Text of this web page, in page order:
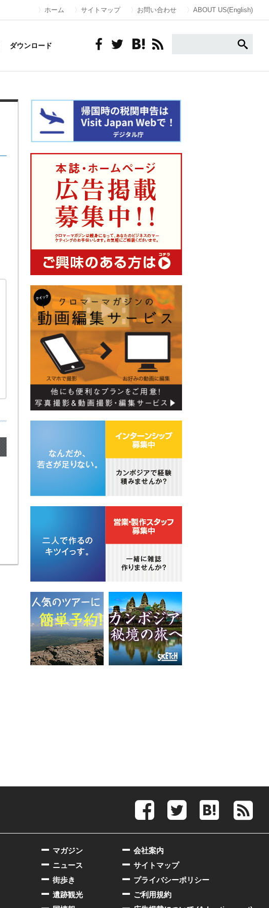
ホーム サイトマップ お問い合わせ ABOUT US(English)
ダウンロード
会社案内
サイトマップ
プライバシーポリシー
ご利用規約
マガジン
ニュース
街歩き
遺跡観光